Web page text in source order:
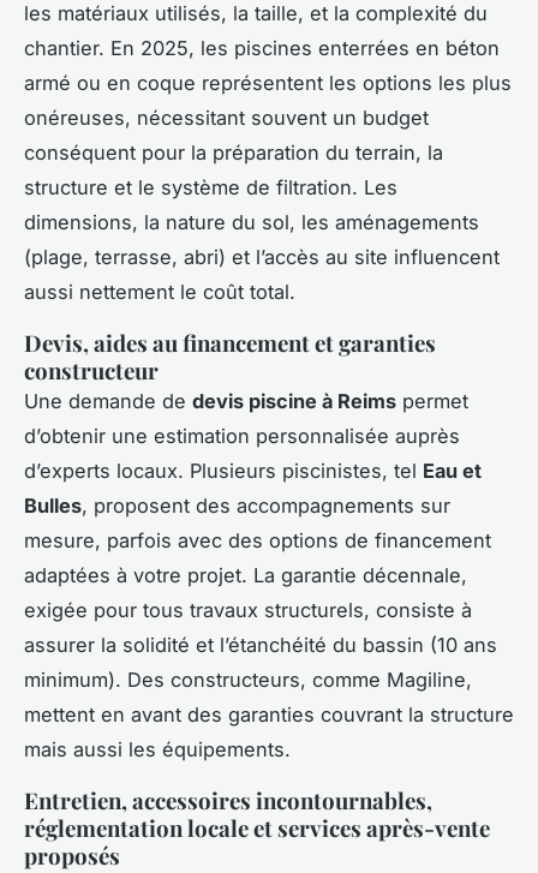
les matériaux utilisés, la taille, et la complexité du
chantier. En 2025, les piscines enterrées en béton
armé ou en coque représentent les options les plus
onéreuses, nécessitant souvent un budget
conséquent pour la préparation du terrain, la
structure et le système de filtration. Les
dimensions, la nature du sol, les aménagements
(plage, terrasse, abri) et l’accès au site influencent
aussi nettement le coût total.
Devis, aides au financement et garanties
constructeur
Une demande de devis piscine à Reims permet
d’obtenir une estimation personnalisée auprès
d’experts locaux. Plusieurs piscinistes, tel Eau et
Bulles, proposent des accompagnements sur
mesure, parfois avec des options de financement
adaptées à votre projet. La garantie décennale,
exigée pour tous travaux structurels, consiste à
assurer la solidité et l’étanchéité du bassin (10 ans
minimum). Des constructeurs, comme Magiline,
mettent en avant des garanties couvrant la structure
mais aussi les équipements.
Entretien, accessoires incontournables,
réglementation locale et services après-vente
proposés